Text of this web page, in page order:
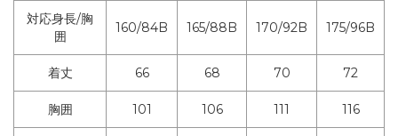
対応身長/胸
囲
160/84B 165/88B 170/92B 175/96B
着丈 66 68 70 72
胸囲 101 106 111 116